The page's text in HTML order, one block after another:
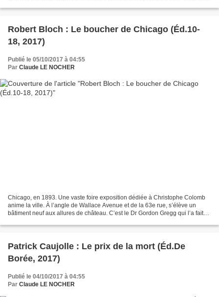
Robert Bloch : Le boucher de Chicago (Éd.10-
18, 2017)
Publié le 05/10/2017 à 04:55
Par Claude LE NOCHER
Chicago, en 1893. Une vaste foire exposition dédiée à Christophe Colomb
anime la ville. À l’angle de Wallace Avenue et de la 63e rue, s’élève un
bâtiment neuf aux allures de château. C’est le Dr Gordon Gregg qui l’a fait
Patrick Caujolle : Le prix de la mort (Éd.De
Borée, 2017)
Publié le 04/10/2017 à 04:55
Par Claude LE NOCHER